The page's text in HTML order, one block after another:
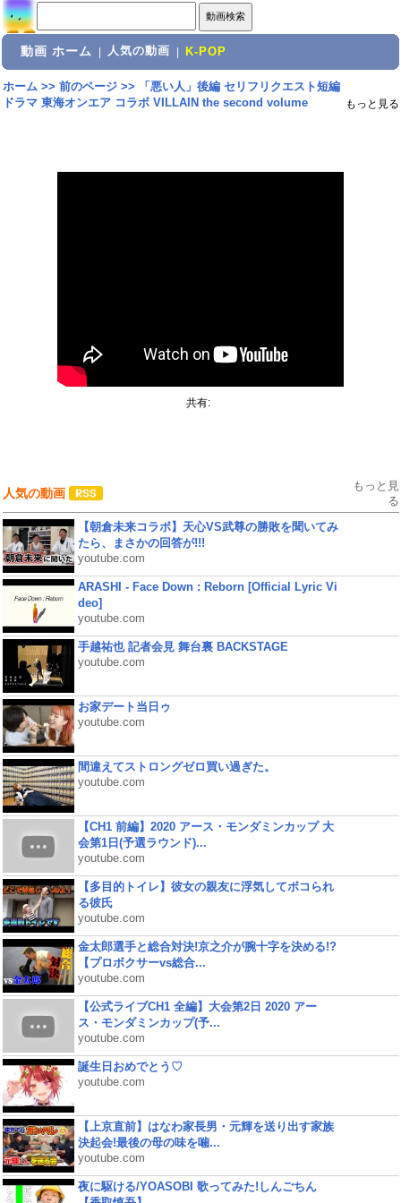
動画 ホーム 人気の動画 K-POP
ホーム>> 前のページ>>
「悪い人」後編 セリフリクエスト短編
ドラマ 東海オンエア コラボ VILLAIN the second volume
もっと見る
共有:
人気の動画
もっと見
る
【朝倉未来コラボ】天心VS武尊の勝敗を聞いてみ
たら、まさかの回答が!!!
youtube.com
ARASHI - Face Down : Reborn [Official Lyric Vi
deo]
youtube.com
手越祐也 記者会見 舞台裏 BACKSTAGE
youtube.com
お家デート当日ゥ
youtube.com
間違えてストロングゼロ買い過ぎた。
youtube.com
【CH1 前編】2020 アース・モンダミンカップ 大
会第1日(予選ラウンド)...
youtube.com
【多目的トイレ】彼女の親友に浮気してボコられ
る彼氏
youtube.com
金太郎選手と総合対決!京之介が腕十字を決める!?
【プロボクサーvs総合...
youtube.com
【公式ライブCH1 全編】大会第2日 2020 アー
ス・モンダミンカップ(予...
youtube.com
誕生日おめでとう♡
youtube.com
【上京直前】はなわ家長男・元輝を送り出す家族
決起会!最後の母の味を噛...
youtube.com
夜に駆ける/YOASOBI 歌ってみた!しんごちん